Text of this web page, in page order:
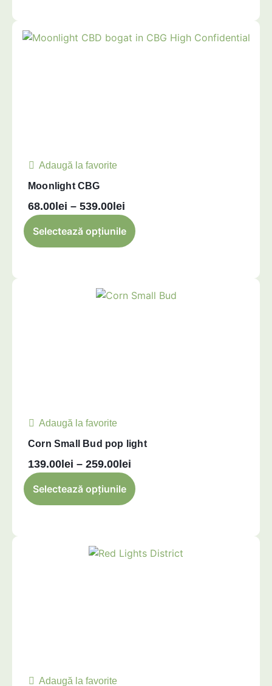
Adaugă la favorite
Moonlight CBG
68.00 lei – 539.00 lei
Selectează opțiunile
Adaugă la favorite
Corn Small Bud pop light
139.00 lei – 259.00 lei
Selectează opțiunile
Adaugă la favorite